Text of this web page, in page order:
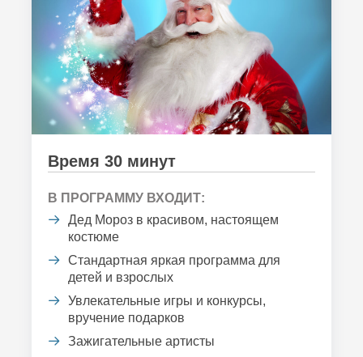
Время 30 минут
В ПРОГРАММУ ВХОДИТ:
Дед Мороз в красивом, настоящем
костюме
Стандартная яркая программа для
детей и взрослых
Увлекательные игры и конкурсы,
вручение подарков
Зажигательные артисты